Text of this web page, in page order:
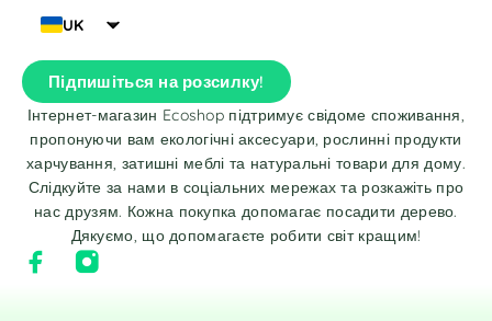
UK
Підпишіться на розсилку!
Інтернет-магазин Ecoshop підтримує свідоме споживання,
пропонуючи вам екологічні аксесуари, рослинні продукти
харчування, затишні меблі та натуральні товари для дому.
Слідкуйте за нами в соціальних мережах та розкажіть про
нас друзям. Кожна покупка допомагає посадити дерево.
Дякуємо, що допомагаєте робити світ кращим!